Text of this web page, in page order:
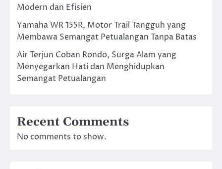
Modern dan Efisien
Yamaha WR 155R, Motor Trail Tangguh yang
Membawa Semangat Petualangan Tanpa Batas
Air Terjun Coban Rondo, Surga Alam yang
Menyegarkan Hati dan Menghidupkan
Semangat Petualangan
Recent Comments
No comments to show.